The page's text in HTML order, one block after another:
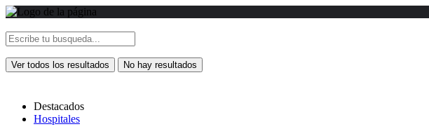
Ver todos los resultados No hay resultados
Destacados
Hospitales